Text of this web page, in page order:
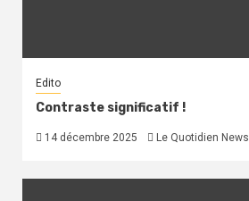
Edito
Contraste significatif !
14 décembre 2025 Le Quotidien News